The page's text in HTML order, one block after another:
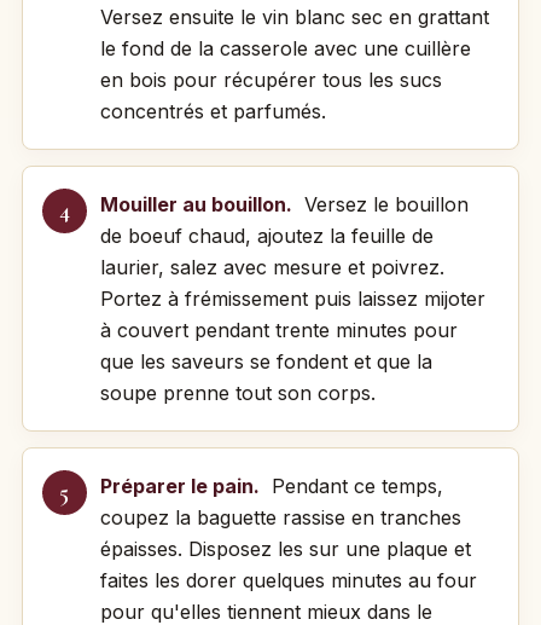
Versez ensuite le vin blanc sec en grattant
le fond de la casserole avec une cuillère
en bois pour récupérer tous les sucs
concentrés et parfumés.
Mouiller au bouillon. Versez le bouillon
de boeuf chaud, ajoutez la feuille de
laurier, salez avec mesure et poivrez.
Portez à frémissement puis laissez mijoter
à couvert pendant trente minutes pour
que les saveurs se fondent et que la
soupe prenne tout son corps.
Préparer le pain. Pendant ce temps,
coupez la baguette rassise en tranches
épaisses. Disposez les sur une plaque et
faites les dorer quelques minutes au four
pour qu'elles tiennent mieux dans le